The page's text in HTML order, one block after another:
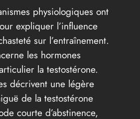
physiologiques ont
expliquer l’influence
sur l’entraînement.
les hormones
la testostérone.
décrivent une légère
de la testostérone
courte d’abstinence,